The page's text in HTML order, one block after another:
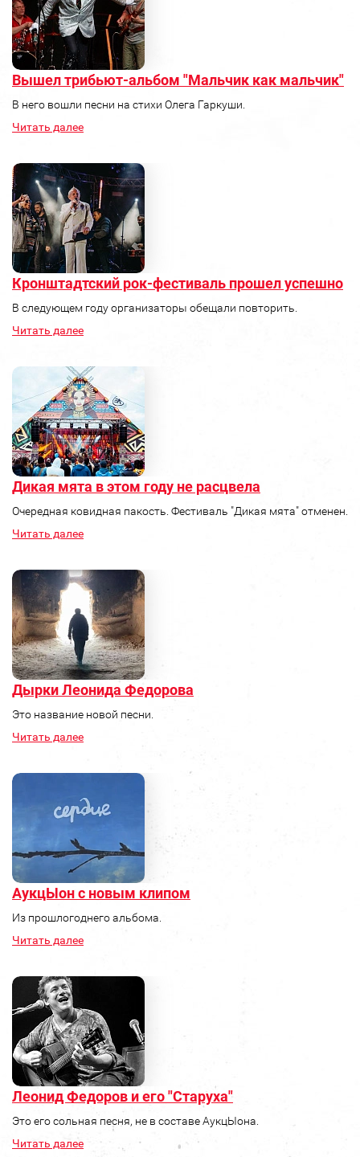
Вышел трибьют-альбом "Мальчик как мальчик"
В него вошли песни на стихи Олега Гаркуши.
Читать далее
Кронштадтский рок-фестиваль прошел успешно
В следующем году организаторы обещали повторить.
Читать далее
Дикая мята в этом году не расцвела
Очередная ковидная пакость. Фестиваль "Дикая мята" отменен.
Читать далее
Дырки Леонида Федорова
Это название новой песни.
Читать далее
АукцЫон с новым клипом
Из прошлогоднего альбома.
Читать далее
Леонид Федоров и его "Старуха"
Это его сольная песня, не в составе АукцЫона.
Читать далее